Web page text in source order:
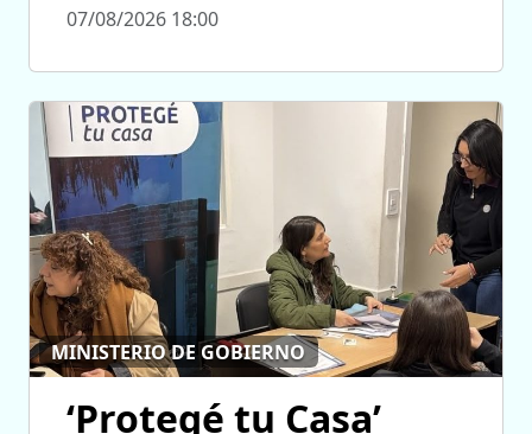
07/08/2026 18:00
MINISTERIO DE GOBIERNO
‘Protegé tu Casa’